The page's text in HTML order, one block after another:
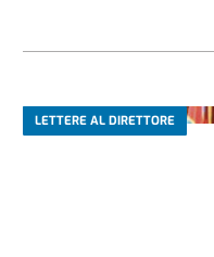
LETTERE AL DIRETTORE